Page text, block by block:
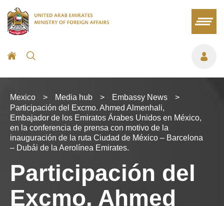
Mexico > Media hub > Embassy News
>
Participación del Excmo. Ahmed Almenhali,
Embajador de los Emiratos Árabes Unidos en México,
en la conferencia de prensa con motivo de la
inauguración de la ruta Ciudad de México – Barcelona
– Dubái de la Aerolínea Emirates.
Participación del
Excmo. Ahmed